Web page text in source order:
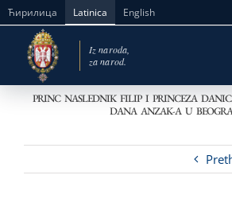
Skip
content
Ћирилица Latinica English
PRINC NASLEDNIK FILIP I PRINCEZA
DANA ANZAK-A U